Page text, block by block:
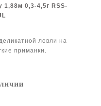
1,88м 0,3-4,5г RSS-
ловли на
приманки.